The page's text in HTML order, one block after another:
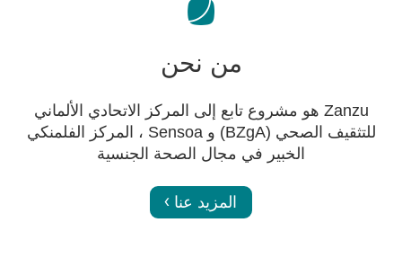
من نحن
Zanzu هو مشروع تابع إلى المركز الاتحادي الألماني
للتثقيف الصحي (BZgA) و Sensoa ، المركز الفلمنكي
الخبير في مجال الصحة الجنسية
المزيد عنا